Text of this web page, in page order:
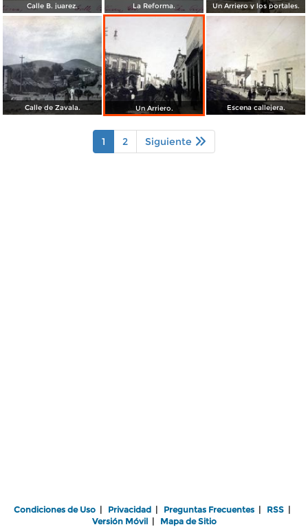
Calle B. juarez. La Reforma. Un Arriero y los portales.
Calle de Zavala. Un Arriero. Escena callejera.
1 2 Siguiente
Condiciones de Uso | Privacidad | Preguntas Frecuentes | RSS |
Versión Móvil| Mapa de Sitio